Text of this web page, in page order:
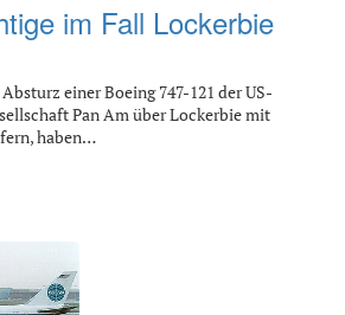
im Fall Lockerbie
einer Boeing 747-121 der US-
Pan Am über Lockerbie mit
haben…